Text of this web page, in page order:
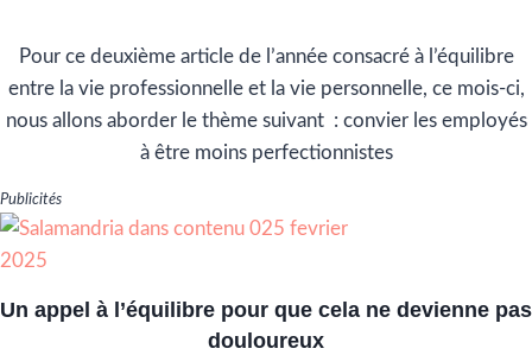
Pour ce deuxième article de l’année consacré à l’équilibre
entre la vie professionnelle et la vie personnelle, ce mois-ci,
nous allons aborder le thème suivant : convier les employés
à être moins perfectionnistes
Publicités
Un appel à l’équilibre pour que cela ne devienne pas
douloureux